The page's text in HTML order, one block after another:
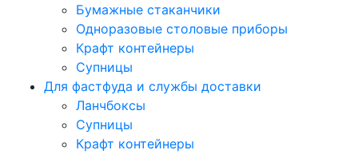
Бумажные стаканчики
Одноразовые столовые приборы
Крафт контейнеры
Супницы
Для фастфуда и службы доставки
Ланчбоксы
Супницы
Крафт контейнеры